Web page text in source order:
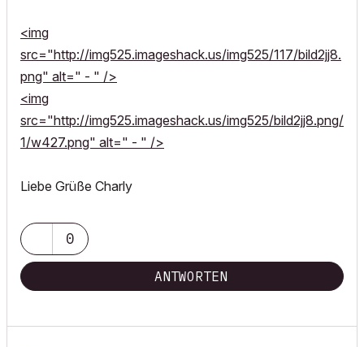
<img
src="http://img525.imageshack.us/img525/117/bild2jj8.
png" alt=" - " />
<img
src="http://img525.imageshack.us/img525/bild2jj8.png/
1/w427.png" alt=" - " />
Liebe Grüße Charly
0
ANTWORTEN